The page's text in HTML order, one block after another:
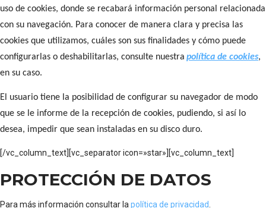
uso de cookies, donde se recabará información personal relacionada
con su navegación. Para conocer de manera clara y precisa las
cookies que utilizamos, cuáles son sus finalidades y cómo puede
configurarlas o deshabilitarlas, consulte nuestra política de cookies,
en su caso.
El usuario tiene la posibilidad de configurar su navegador de modo
que se le informe de la recepción de cookies, pudiendo, si así lo
desea, impedir que sean instaladas en su disco duro.
[/vc_column_text][vc_separator icon=»star»][vc_column_text]
PROTECCIÓN DE DATOS
Para más información consultar la política de privacidad